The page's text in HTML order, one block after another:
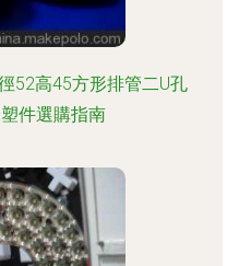
52高45方形排管二U孔
件選購指南